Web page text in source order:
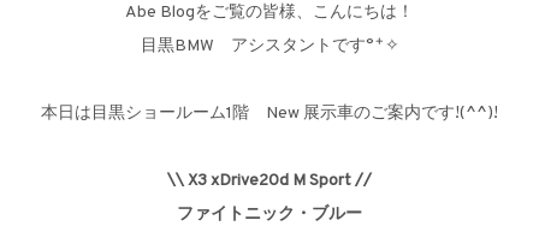
Abe Blogをご覧の皆様、こんにちは！
目黒BMW アシスタントです°˖✧
本日は目黒ショールーム1階 New 展示車のご案内です!(^^)!
\\ X3 xDrive20d M Sport //
ファイトニック・ブルー